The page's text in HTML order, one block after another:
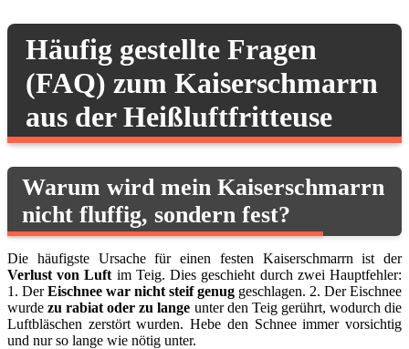
Häufig gestellte Fragen
(FAQ) zum Kaiserschmarrn
aus der Heißluftfritteuse
Warum wird mein Kaiserschmarrn
nicht fluffig, sondern fest?
Die häufigste Ursache für einen festen Kaiserschmarrn ist der
Verlust von Luft im Teig. Dies geschieht durch zwei Hauptfehler:
1. DerEischnee war nicht steif genug geschlagen. 2. Der Eischnee
wurdezu rabiat oder zu lange unter den Teig gerührt, wodurch die
Luftbläschen zerstört wurden. Hebe den Schnee immer vorsichtig
und nur so lange wie nötig unter.